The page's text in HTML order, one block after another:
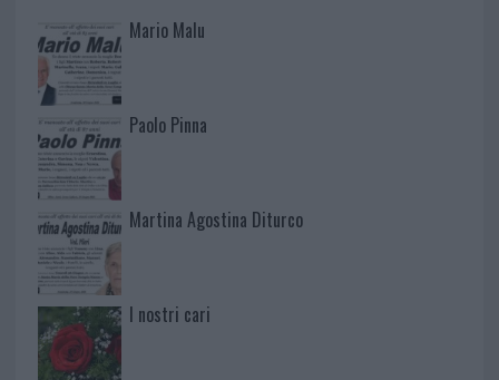
Mario Malu
Paolo Pinna
Martina Agostina Diturco
I nostri cari